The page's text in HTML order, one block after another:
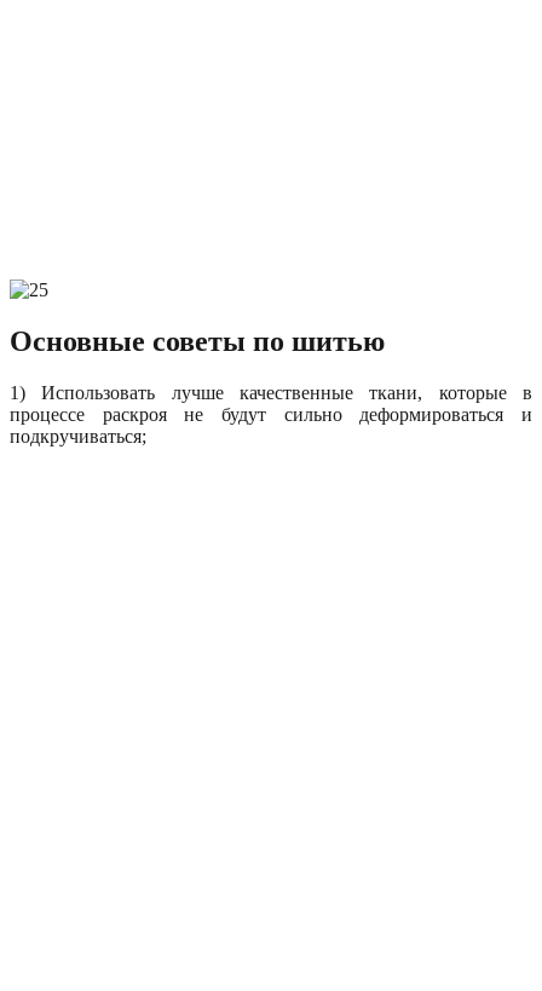
Основные советы по шитью
1) Использовать лучше качественные ткани, которые в
процессе раскроя не будут сильно деформироваться и
подкручиваться;